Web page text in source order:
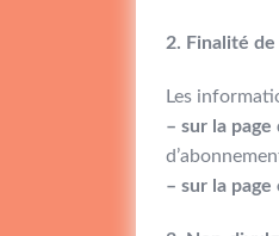
2. Finalité
Les
– sur la page
– sur la page